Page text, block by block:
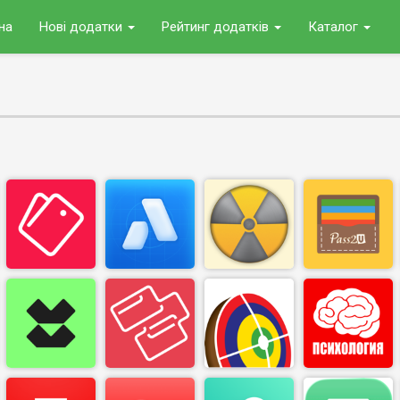
Нові додатки Рейтинг додатків Каталог